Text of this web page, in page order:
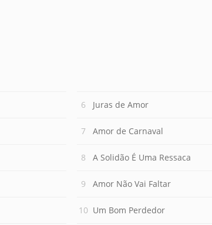
Juras de Amor
Amor de Carnaval
A Solidão É Uma Ressaca
Amor Não Vai Faltar
Um Bom Perdedor